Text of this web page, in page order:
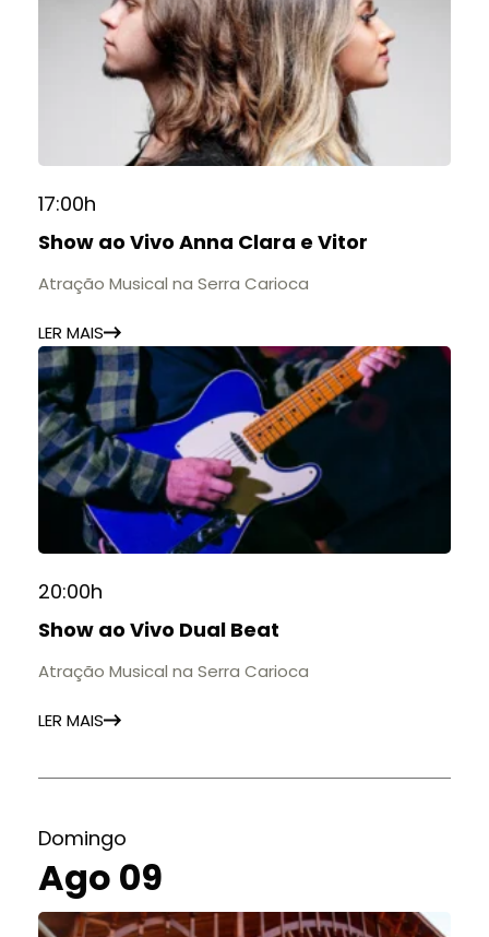
17:00h
Show ao Vivo Anna Clara e Vitor
Atração Musical na Serra Carioca
LER MAIS
20:00h
Show ao Vivo Dual Beat
Atração Musical na Serra Carioca
LER MAIS
Domingo
Ago 09